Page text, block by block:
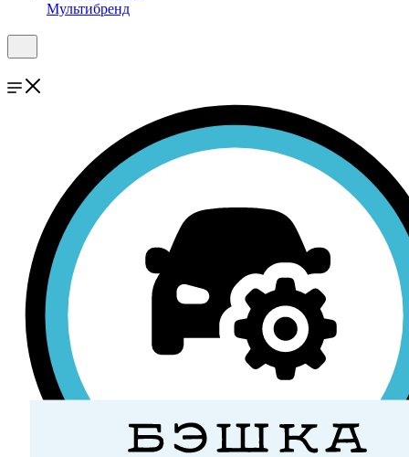
Мультибренд